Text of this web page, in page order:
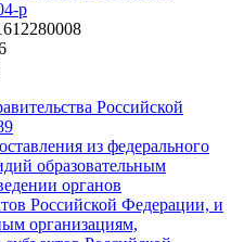
р
Российской
из федерального
образовательным
органов
Российской Федерации, и
организациям,